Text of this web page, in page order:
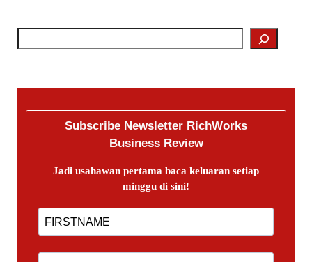
Subscribe Newsletter RichWorks
Business Review
Jadi usahawan pertama baca keluaran setiap
minggu di sini!